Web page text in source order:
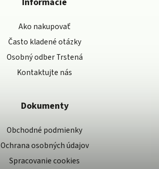
Ako nakupovať
Často kladené otázky
Osobný odber Trstená
Kontaktujte nás
Dokumenty
Obchodné podmienky
Ochrana osobných údajov
Spracovanie cookies